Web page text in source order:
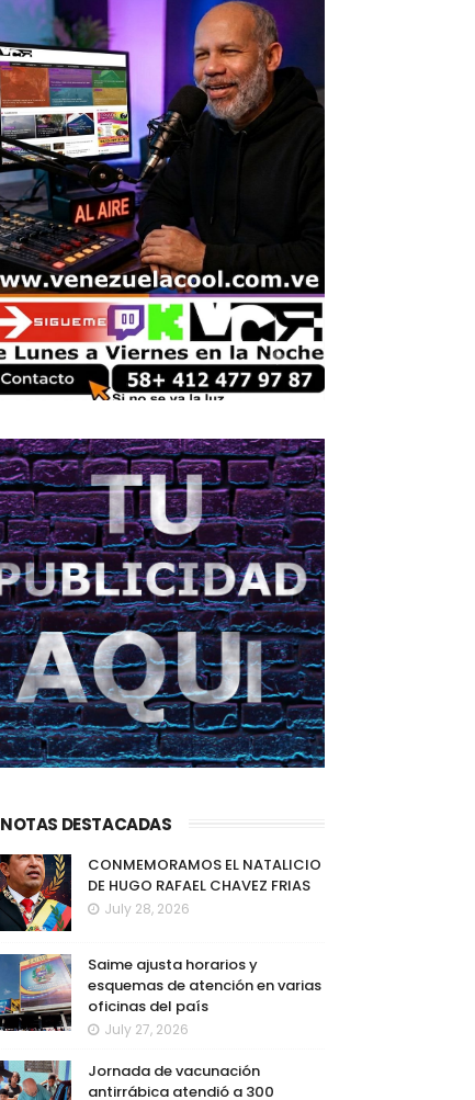
NOTAS DESTACADAS
CONMEMORAMOS EL NATALICIO
DE HUGO RAFAEL CHAVEZ FRIAS
July 28, 2026
Saime ajusta horarios y
esquemas de atención en varias
oficinas del país
July 27, 2026
Jornada de vacunación
antirrábica atendió a 300